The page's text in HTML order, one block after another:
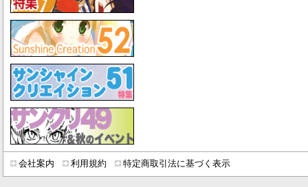
会社案内 利用規約 特定商取引法に基づく表示